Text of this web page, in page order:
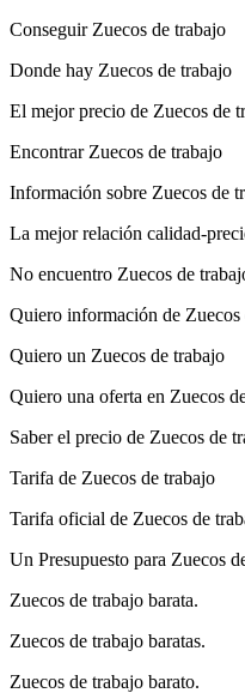
Conseguir Zuecos de trabajo
Donde hay Zuecos de trabajo
El mejor precio de Zuecos de
Encontrar Zuecos de trabajo
Información sobre Zuecos de
La mejor relación calidad-
No encuentro Zuecos de
Quiero información de Zuecos
Quiero un Zuecos de trabajo
Quiero una oferta en Zuecos
Saber el precio de Zuecos de
Tarifa de Zuecos de trabajo
Tarifa oficial de Zuecos de
Un Presupuesto para Zuecos
Zuecos de trabajo barata.
Zuecos de trabajo baratas.
Zuecos de trabajo barato.